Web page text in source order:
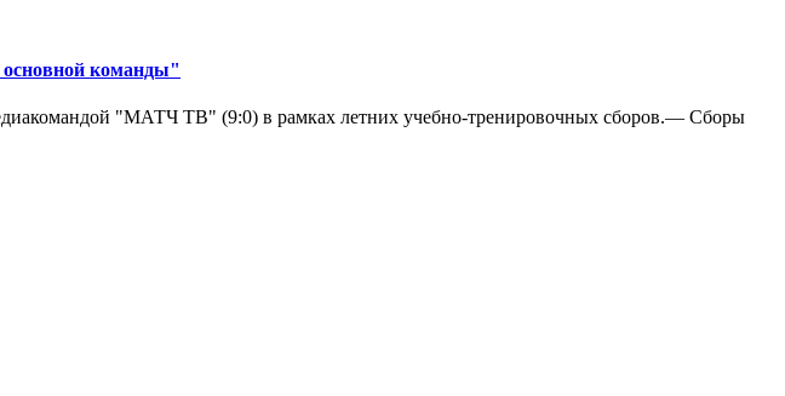
команды"
"МАТЧ ТВ" (9:0) в рамках летних учебно-тренировочных сборов.— Сборы